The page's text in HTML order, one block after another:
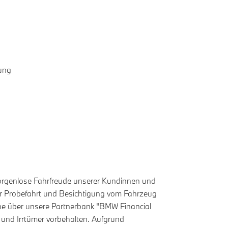
Fahrfreude unserer Kundinnen und
Probefahrt und Besichtigung vom Fahrzeug
über unsere Partnerbank "BMW Financial
Irrtümer vorbehalten. Aufgrund